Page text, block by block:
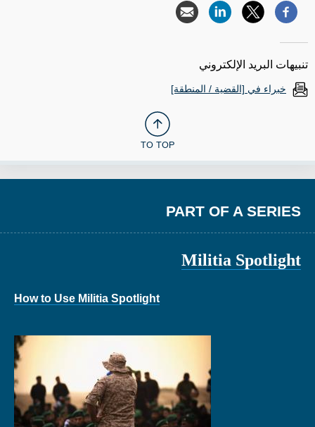
تنبيهات البريد الإلكتروني
خبراء في [القضية / المنطقة]
TO TOP
PART OF A SERIES
Militia Spotlight
How to Use Militia Spotlight